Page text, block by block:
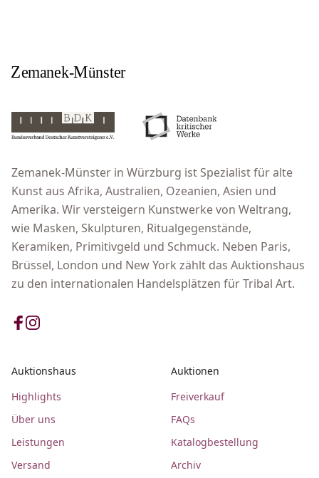
Zemanek-Münster in Würzburg ist Spezialist für alte
Kunst aus Afrika, Australien, Ozeanien, Asien und
Amerika. Wir versteigern Kunstwerke von Weltrang,
wie Masken, Skulpturen, Ritualgegenstände,
Keramiken, Primitivgeld und Schmuck. Neben Paris,
Brüssel, London und New York zählt das Auktionshaus
zu den internationalen Handelsplätzen für Tribal Art.
Auktionshaus
Highlights
Über uns
Leistungen
Versand
Auktionen
Freiverkauf
FAQs
Katalogbestellung
Archiv